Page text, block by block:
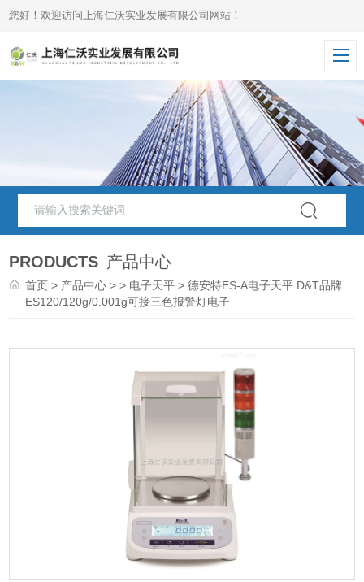
您好！欢迎访问上海仁沃实业发展有限公司网站！
PRODUCTS 产品中心
首页 > 产品中心 > > 电子天平 > 德安特ES-A电子天平 D&T品牌
ES120/120g/0.001g可接三色报警灯电子